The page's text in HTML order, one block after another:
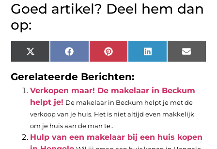
Goed artikel? Deel hem dan
op:
X
(Twitter)
FacebookPinterest LinkedIn Email
Gerelateerde Berichten:
Verkopen maar! De makelaar in Beckum
helpt je! De makelaar in Beckum helpt je met de
verkoop van je huis. Het is niet altijd even makkelijk
om je huis aan de man te...
Hulp van een makelaar bij een huis kopen